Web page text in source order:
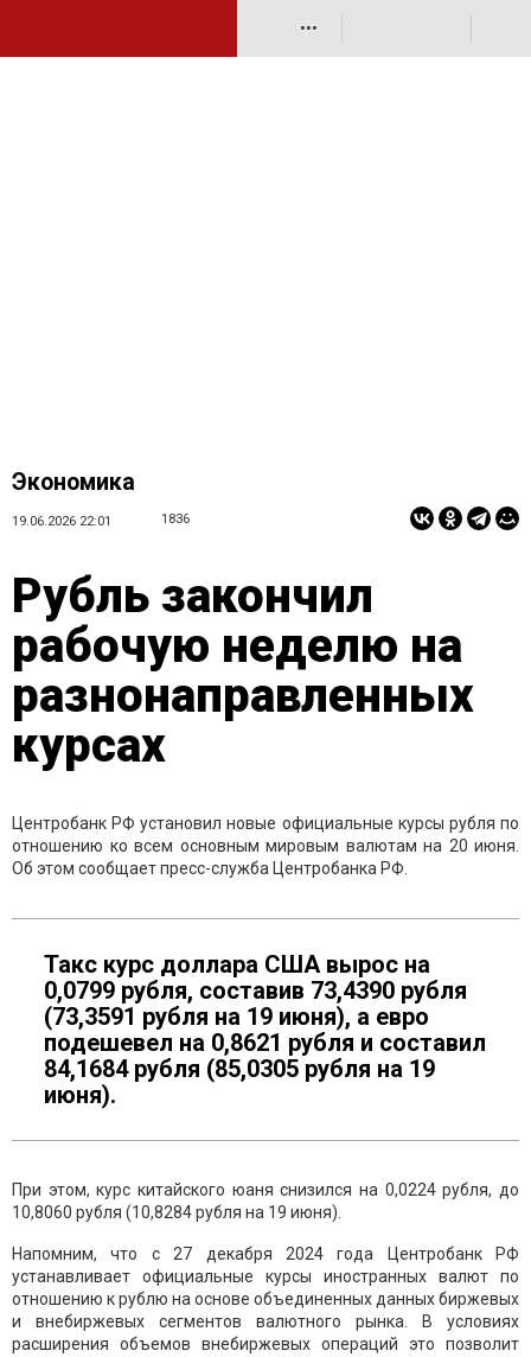
•••
Экономика
19.06.2026 22:01 1836
Рубль закончил
рабочую неделю на
разнонаправленных
курсах
Центробанк РФ установил новые официальные курсы рубля по
отношению ко всем основным мировым валютам на 20 июня.
Об этом сообщает пресс-служба Центробанка РФ.
Такс курс доллара США вырос на
0,0799 рубля, составив 73,4390 рубля
(73,3591 рубля на 19 июня), а евро
подешевел на 0,8621 рубля и составил
84,1684 рубля (85,0305 рубля на 19
июня).
При этом, курс китайского юаня снизился на 0,0224 рубля, до
10,8060 рубля (10,8284 рубля на 19 июня).
Напомним, что с 27 декабря 2024 года Центробанк РФ
устанавливает официальные курсы иностранных валют по
отношению к рублю на основе объединенных данных биржевых
и внебиржевых сегментов валютного рынка. В условиях
расширения объемов внебиржевых операций это позволит